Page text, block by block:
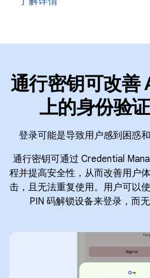
通行密钥可改善
上的身份验
登录可能是导致用户感到困惑
通行密钥可通过 Credential
程并提高安全性，从而改善用户
击，且无法重复使用。用户可以
PIN 码解锁设备来登录，而